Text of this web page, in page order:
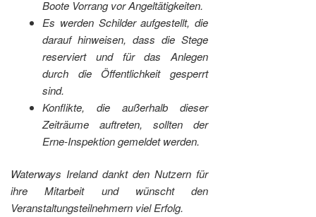
Boote Vorrang vor Angeltätigkeiten.
Es werden Schilder aufgestellt, die
darauf hinweisen, dass die Stege
reserviert und für das Anlegen
durch die Öffentlichkeit gesperrt
sind.
Konflikte, die außerhalb dieser
Zeiträume auftreten, sollten der
Erne-Inspektion gemeldet werden.
Waterways Ireland dankt den Nutzern für
ihre Mitarbeit und wünscht den
Veranstaltungsteilnehmern viel Erfolg.